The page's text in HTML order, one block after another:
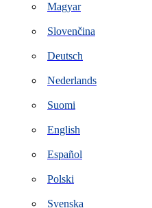
Magyar
Slovenčina
Deutsch
Nederlands
Suomi
English
Español
Polski
Svenska